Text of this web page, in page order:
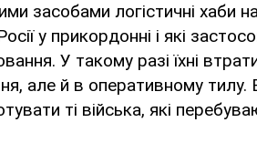
засобами логістичні хаби
у прикордонні і які
У такому разі їхні
але й в оперативному
ті війська, які